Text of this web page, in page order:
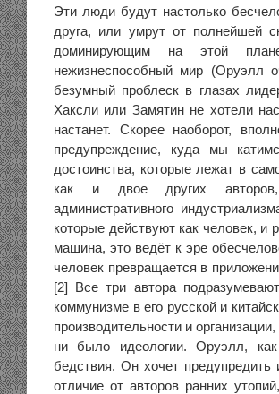
Эти люди будут настолько
друга, или умрут от полнейшей
доминирующим на этой
нежизнеспособный мир (Оруэлл
безумный проблеск в глазах
Хаксли или Замятин не хотели
настанет. Скорее наоборот,
предупреждение, куда мы
достоинства, которые лежат в
как и двое других
административного
которые действуют как человек, и
машина, это ведёт к эре
человек превращается в
[2] Все три автора
коммунизме в его русской и
производительности и
ни было идеологии. Оруэлл,
бедствия. Он хочет
отличие от авторов ранних